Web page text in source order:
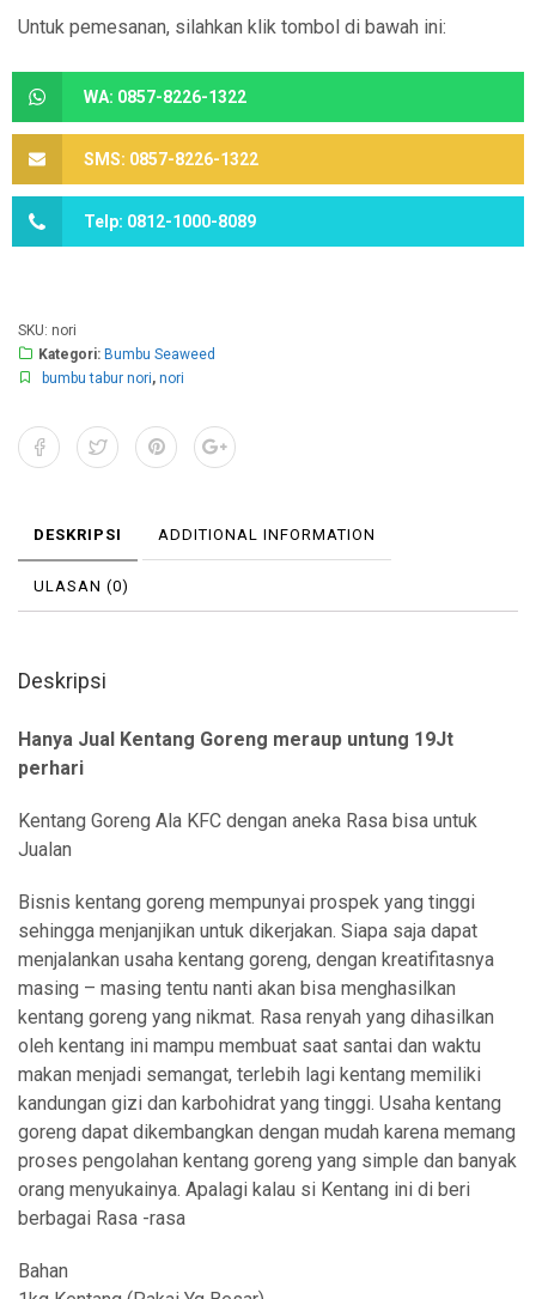
Untuk pemesanan, silahkan klik tombol di bawah ini:
WA: 0857-8226-1322
SMS: 0857-8226-1322
Telp: 0812-1000-8089
SKU: nori
Kategori: Bumbu Seaweed
bumbu tabur nori, nori
DESKRIPSI ADDITIONAL INFORMATION
ULASAN (0)
Deskripsi
Hanya Jual Kentang Goreng meraup untung 19Jt
perhari
Kentang Goreng Ala KFC dengan aneka Rasa bisa untuk
Jualan
Bisnis kentang goreng mempunyai prospek yang tinggi
sehingga menjanjikan untuk dikerjakan. Siapa saja dapat
menjalankan usaha kentang goreng, dengan kreatifitasnya
masing – masing tentu nanti akan bisa menghasilkan
kentang goreng yang nikmat. Rasa renyah yang dihasilkan
oleh kentang ini mampu membuat saat santai dan waktu
makan menjadi semangat, terlebih lagi kentang memiliki
kandungan gizi dan karbohidrat yang tinggi. Usaha kentang
goreng dapat dikembangkan dengan mudah karena memang
proses pengolahan kentang goreng yang simple dan banyak
orang menyukainya. Apalagi kalau si Kentang ini di beri
berbagai Rasa -rasa
Bahan